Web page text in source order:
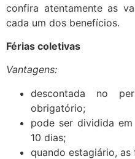
confira atentamente as
cada um dos benefícios.
Férias coletivas
Vantagens:
descontada no
obrigatório;
pode ser dividida
10 dias;
quando estagiário,